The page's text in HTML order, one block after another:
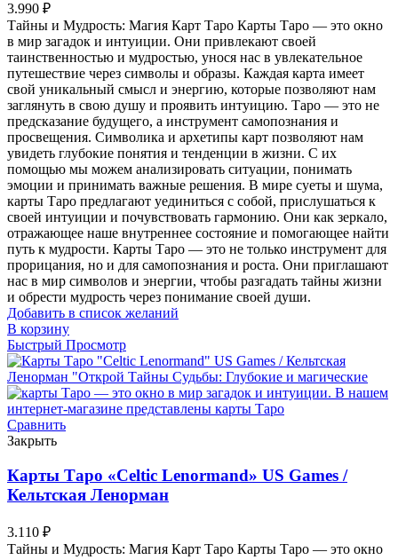
3.990 ₽
Тайны и Мудрость: Магия Карт Таро Карты Таро — это окно
в мир загадок и интуиции. Они привлекают своей
таинственностью и мудростью, унося нас в увлекательное
путешествие через символы и образы. Каждая карта имеет
свой уникальный смысл и энергию, которые позволяют нам
заглянуть в свою душу и проявить интуицию. Таро — это не
предсказание будущего, а инструмент самопознания и
просвещения. Символика и архетипы карт позволяют нам
увидеть глубокие понятия и тенденции в жизни. С их
помощью мы можем анализировать ситуации, понимать
эмоции и принимать важные решения. В мире суеты и шума,
карты Таро предлагают уединиться с собой, прислушаться к
своей интуиции и почувствовать гармонию. Они как зеркало,
отражающее наше внутреннее состояние и помогающее найти
путь к мудрости. Карты Таро — это не только инструмент для
прорицания, но и для самопознания и роста. Они приглашают
нас в мир символов и энергии, чтобы разгадать тайны жизни
и обрести мудрость через понимание своей души.
Добавить в список желаний
В корзину
Быстрый Просмотр
Сравнить
Закрыть
Карты Таро «Celtic Lenormand» US Games /
Кельтская Ленорман
3.110 ₽
Тайны и Мудрость: Магия Карт Таро Карты Таро — это окно